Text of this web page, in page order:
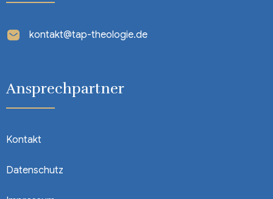
kontakt@tap-theologie.de
Ansprechpartner
Kontakt
Datenschutz